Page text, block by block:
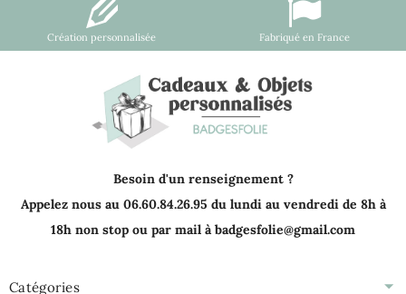
Création personnalisée Fabriqué en France
Besoin d'un renseignement ?
Appelez nous au 06.60.84.26.95 du lundi au vendredi de 8h à
18h non stop ou par mail à badgesfolie@gmail.com
Catégories